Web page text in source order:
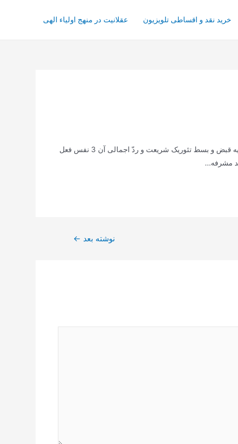
خرید نقد و اقساطی تلویزیون عقلانیت در منهج اولیاء الهی
فقره دعا: اِذَا رَأيتُ مَولاي ذُنُوبِي فَزِعتُ، وَ اِذَا رَأيتُ كَرَمَكَ طَمِعتُ. 1 وجوب حفظ حریم شخصی افراد در اسلام 2 تبیین فرضیه قبض و بسط تئوریک شریعت و ردّ اجمالی آن 3 نفس فعل
نوشته بعد ←